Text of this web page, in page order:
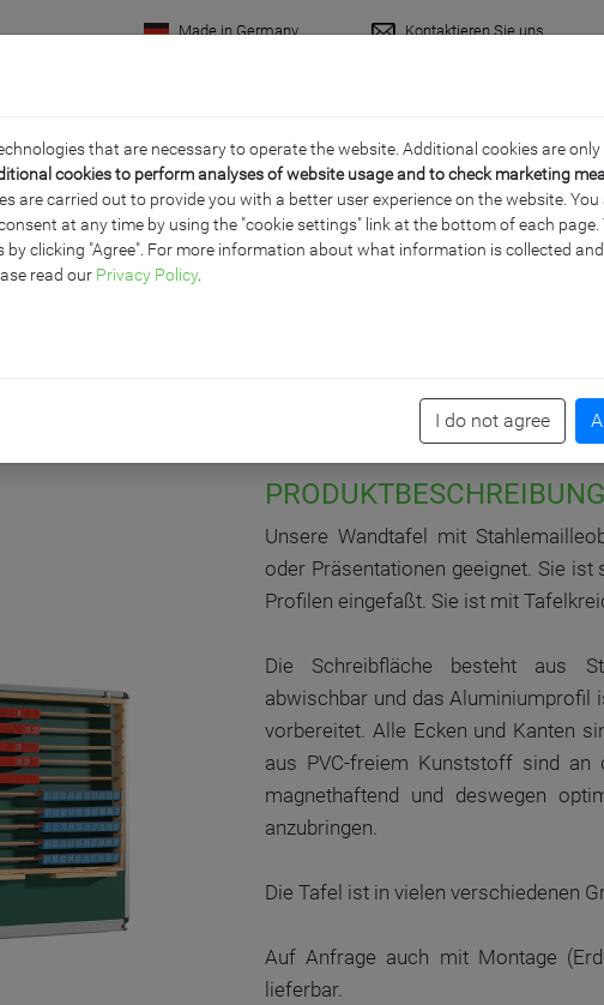
Made in Germany Kontaktieren Sie uns
SERIE E
PRODUKTBESCHREIBUNG
Unsere Wandtafel mit
oder Präsentationen geeignet. Sie
Profilen eingefaßt. Sie ist mit
Die Schreibfläche besteht aus
abwischbar und das Aluminiumprofil
vorbereitet. Alle Ecken und Kanten
aus PVC-freiem Kunststoff sind
magnethaftend und deswegen
anzubringen.
Die Tafel ist in vielen verschiedenen
Auf Anfrage auch mit Montage
lieferbar.
that are necessary to operate the website. Additional cookies are
cookies to perform analyses of website usage and to check marketing
are carried out to provide you with a better user experience on the website. You
at any time by using the "cookie settings" link at the bottom of each page.
by clicking "Agree". For more information about what information is collected
read our Privacy Policy.
I do not agree